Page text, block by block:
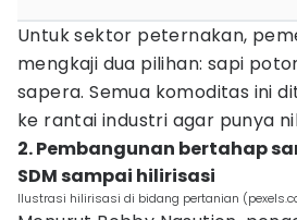
Untuk sektor peternakan,
mengkaji dua pilihan: sapi
sapera. Semua komoditas ini
ke rantai industri agar punya
2. Pembangunan bertahap
SDM sampai hilirisasi
Ilustrasi hilirisasi di bidang pertanian